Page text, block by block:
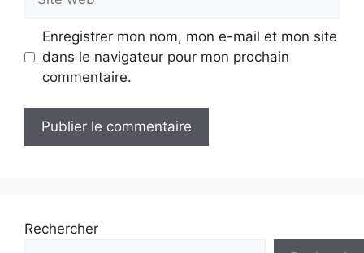
web
Enregistrer mon nom, mon e-mail et mon site
dans le navigateur pour mon prochain
commentaire.
Rechercher